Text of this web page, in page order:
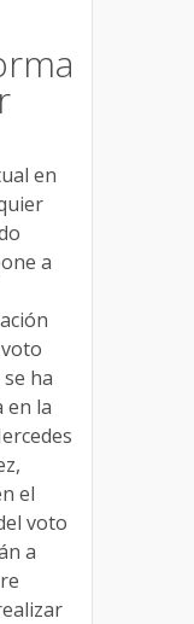
en
a
ha
en la
el
voto
a